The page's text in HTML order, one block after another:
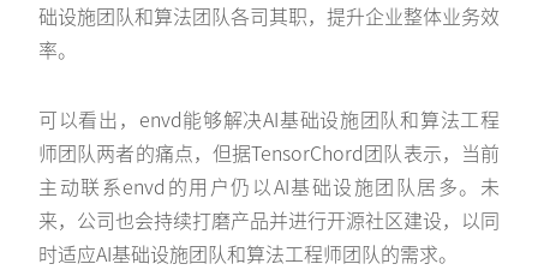
础设施团队和算法团队各司其职，提升企业整体业务效
率。
可以看出，envd能够解决AI基础设施团队和算法工程
师团队两者的痛点，但据TensorChord团队表示，当前
主动联系envd的用户仍以AI基础设施团队居多。未
来，公司也会持续打磨产品并进行开源社区建设，以同
时适应AI基础设施团队和算法工程师团队的需求。